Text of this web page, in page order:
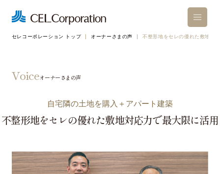
セレコーポレーション トップ オーナーさまの声 不整形地をセレの優れた敷地対
Voiceオーナーさまの声
自宅隣の土地を購入＋アパート建築
不整形地をセレの優れた敷地対応力で最大限に活用